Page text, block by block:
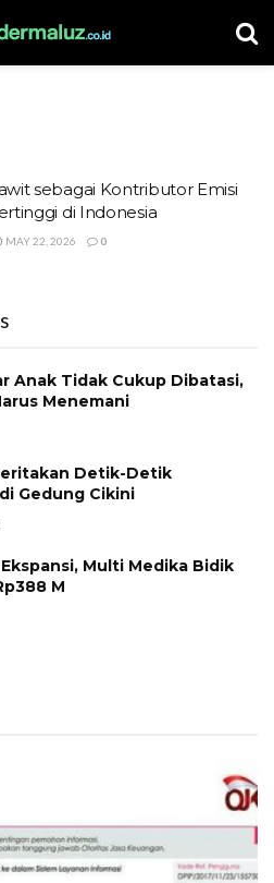
sebagai Kontributor Emisi
di Indonesia
MAY 22, 2026 0
Anak Tidak Cukup Dibatasi,
Menemani
Detik-Detik
Gedung Cikini
Multi Medika Bidik
M